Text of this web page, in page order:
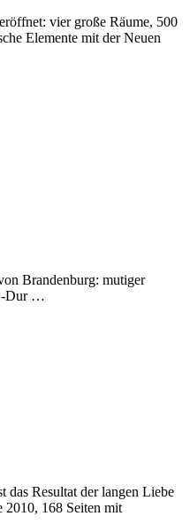
vier große Räume, 500
Elemente mit der Neuen
Brandenburg: mutiger
Dur …
Resultat der langen Liebe
2010, 168 Seiten mit